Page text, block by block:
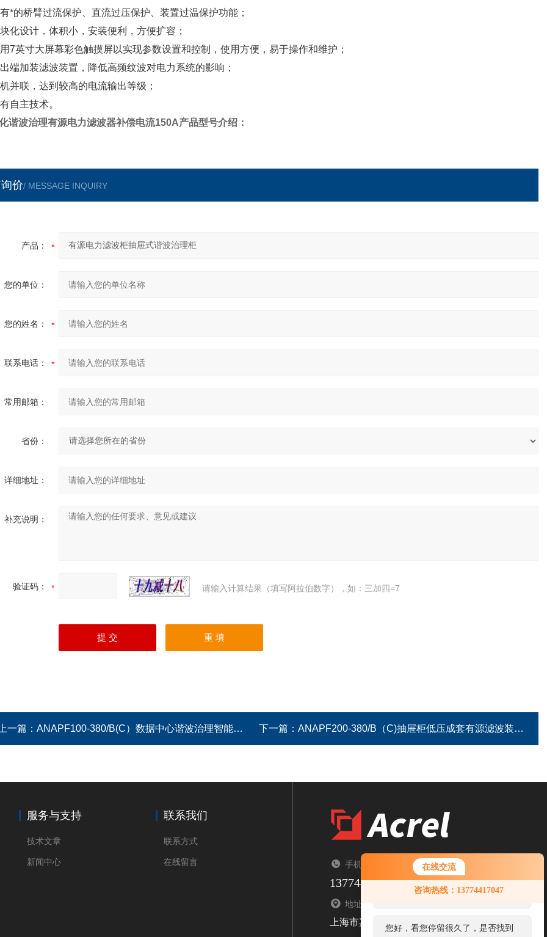
在线交流
咨询热线：13774417047
您好！欢迎前来咨询，很高兴为您
服务，请问您要咨询什么问题呢？
您好，看您停留很久了，是否找到
*的桥臂过流保护、直流过压保护、装置过温保护功能；
化设计，体积小，安装便利，方便扩容；
7英寸大屏幕彩色触摸屏以实现参数设置和控制，使用方便，易于操作和维护；
端加装滤波装置，降低高频纹波对电力系统的影响；
并联，达到较高的电流输出等级；
自主技术。
谐波治理有源电力滤波器补偿电流150A产品型号介绍：
价/ MESSAGE INQUIRY
产品：
您的单位：
您的姓名：
联系电话：
常用邮箱：
省份：
详细地址：
补充说明：
验证码： 请输入计算结果（填写阿拉伯数字），如：三加四=7
一篇： ANAPF100-380/B(C）数据中心谐波治理智能滤波补偿装置 下一篇： ANAPF200-380/B（C)抽屉柜低压成套有源滤波装置谐波治理柜
服务与支持
技术文章
新闻中心
联系我们
联系方式
在线留言 手机：TEL
13774417047
地址：ADDRESS
上海市嘉定区育绿路253号